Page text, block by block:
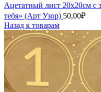
Ацетатный лист 20х20см
тебя» (Арт Узор) 50,00₽
Назад к товарам